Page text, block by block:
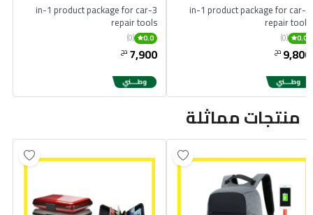
3-in-1 product package for car
repair tools
0.0
(0)
7,900 دج
4-in-1 product package for car
repair tools
0.0
(0)
9,800 دج
منتجات مماثلة